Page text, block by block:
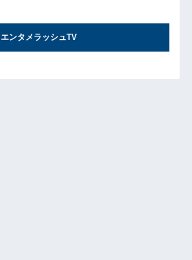
エンタメラッシュTV